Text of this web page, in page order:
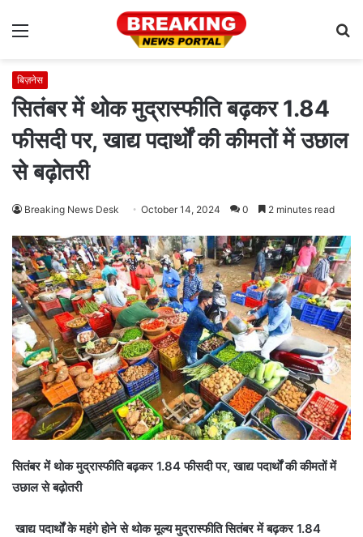
Menu
बिज़नेस
सितंबर में थोक मुद्रास्फीति बढ़कर 1.84
फीसदी पर, खाद्य पदार्थों की कीमतों में उछाल
से बढ़ोतरी
Breaking News Desk October 14, 2024 0 2 minutes read
सितंबर में थोक मुद्रास्फीति बढ़कर 1.84 फीसदी पर, खाद्य पदार्थों की कीमतों में
उछाल से बढ़ोतरी
खाद्य पदार्थों के महंगे होने से थोक मूल्य मुद्रास्फीति सितंबर में बढ़कर 1.84